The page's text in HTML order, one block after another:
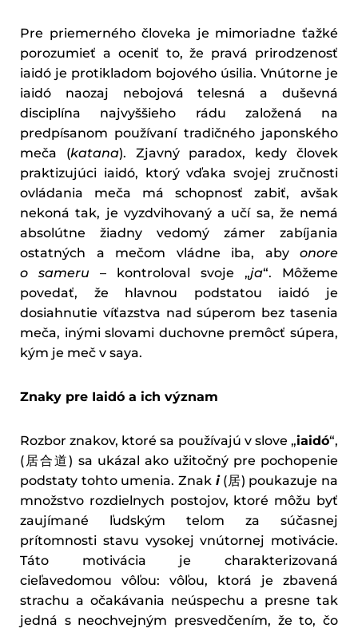
Pre priemerného človeka je mimoriadne ťažké
porozumieť a oceniť to, že pravá prirodzenosť
iaidó je protikladom bojového úsilia. Vnútorne je
iaidó naozaj nebojová telesná a duševná
disciplína najvyššieho rádu založená na
predpísanom používaní tradičného japonského
meča (katana). Zjavný paradox, kedy človek
praktizujúci iaidó, ktorý vďaka svojej zručnosti
ovládania meča má schopnosť zabiť, avšak
nekoná tak, je vyzdvihovaný a učí sa, že nemá
absolútne žiadny vedomý zámer zabíjania
ostatných a mečom vládne iba, aby onore
o sameru – kontroloval svoje „ja“. Môžeme
povedať, že hlavnou podstatou iaidó je
dosiahnutie víťazstva nad súperom bez tasenia
meča, inými slovami duchovne premôcť súpera,
kým je meč v saya.
Znaky pre Iaidó a ich význam
Rozbor znakov, ktoré sa používajú v slove „iaidó“,
(居合道) sa ukázal ako užitočný pre pochopenie
podstaty tohto umenia. Znak i(居) poukazuje na
množstvo rozdielnych postojov, ktoré môžu byť
zaujímané ľudským telom za súčasnej
prítomnosti stavu vysokej vnútornej motivácie.
Táto motivácia je charakterizovaná
cieľavedomou vôľou: vôľou, ktorá je zbavená
strachu a očakávania neúspechu a presne tak
jedná s neochvejným presvedčením, že to, čo